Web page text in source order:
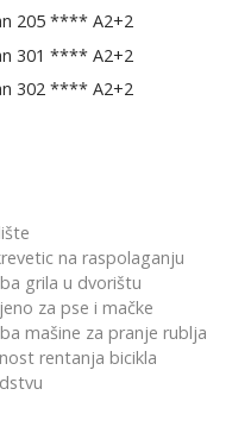
205 **** A2+2
301 **** A2+2
302 **** A2+2
na raspolaganju
grila u dvorištu
za pse i mačke
mašine za pranje rublja
rentanja bicikla